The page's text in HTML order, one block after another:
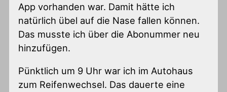
App vorhanden war. Damit hätte ich
natürlich übel auf die Nase fallen können.
Das musste ich über die Abonummer neu
hinzufügen.
Pünktlich um 9 Uhr war ich im Autohaus
zum Reifenwechsel. Das dauerte eine